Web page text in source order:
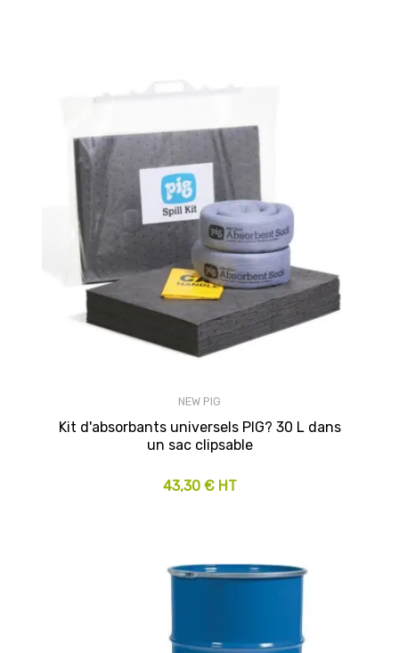
NEW PIG
Kit d'absorbants universels PIG? 30 L dans
un sac clipsable
43,30 € HT